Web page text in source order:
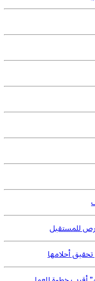
فرص للمستقبل
أحلامها